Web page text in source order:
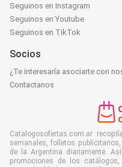
Seguinos en Instagram
Seguinos en Youtube
Seguinos en TikTok
Socios
¿Te interesaría asociarte con
Contactanos
Catalogosofertas.com.ar
semanales, folletos
de la Argentina diariamente.
promociones de los